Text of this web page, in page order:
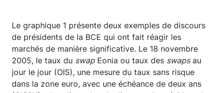
Le graphique 1 présente deux exemples de discours
de présidents de la BCE qui ont fait réagir les
marchés de manière significative. Le 18 novembre
2005, le taux du swapEonia ou taux des swapsau
jour le jour (OIS), une mesure du taux sans risque
dans la zone euro, avec une échéance de deux ans